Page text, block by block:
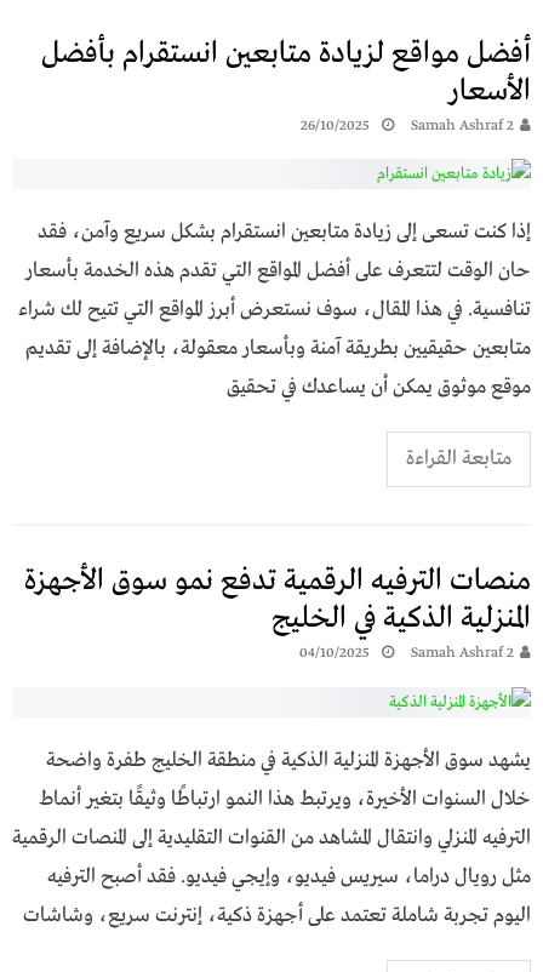
أفضل مواقع لزيادة متابعين انستقرام بأفضل
الأسعار
Samah Ashraf 2
26/10/2025
إذا كنت تسعى إلى زيادة متابعين انستقرام بشكل سريع وآمن، فقد
حان الوقت لتتعرف على أفضل المواقع التي تقدم هذه الخدمة بأسعار
تنافسية. في هذا المقال، سوف نستعرض أبرز المواقع التي تتيح لك شراء
متابعين حقيقيين بطريقة آمنة وبأسعار معقولة، بالإضافة إلى تقديم
موقع موثوق يمكن أن يساعدك في تحقيق
متابعة القراءة
منصات الترفيه الرقمية تدفع نمو سوق الأجهزة
المنزلية الذكية في الخليج
Samah Ashraf 2
04/10/2025
يشهد سوق الأجهزة المنزلية الذكية في منطقة الخليج طفرة واضحة
خلال السنوات الأخيرة، ويرتبط هذا النمو ارتباطًا وثيقًا بتغير أنماط
الترفيه المنزلي وانتقال المشاهد من القنوات التقليدية إلى المنصات الرقمية
مثل رويال دراما، سيريس فيديو، وإيجي فيديو. فقد أصبح الترفيه
اليوم تجربة شاملة تعتمد على أجهزة ذكية، إنترنت سريع، وشاشات